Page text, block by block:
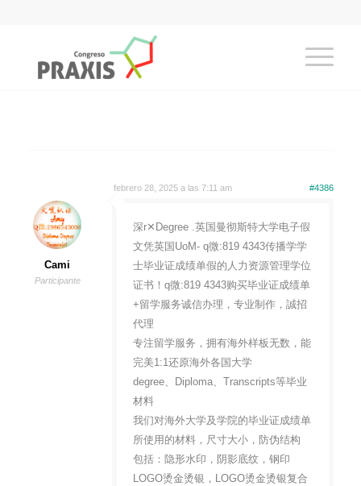
febrero 28, 2025 a las 7:11 am #4386
Cami
Participante
深r✕Degree .英国曼彻斯特大学电子假
文凭英国UoM- q微:819 4343传播学学
士毕业证成绩单假的人力资源管理学位
证书！q微:819 4343购买毕业证成绩单
+留学服务诚信办理，专业制作，誠招
代理
专注留学服务，拥有海外样板无数，能
完美1:1还原海外各国大学
degree、Diploma、Transcripts等毕业
材料
我们对海外大学及学院的毕业证成绩单
所使用的材料，尺寸大小，防伪结构
包括：隐形水印，阴影底纹，钢印
LOGO烫金烫银，LOGO烫金烫银复合